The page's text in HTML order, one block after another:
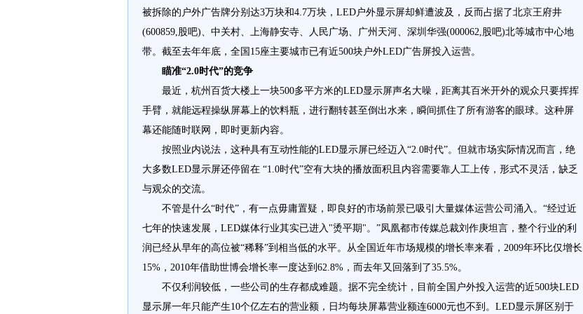
被拆除的户外广告牌分别达3万块和4.7万块，LED户外显示屏却鲜遭波及，反而占据了北京王府井
(600859,股吧)、中关村、上海静安寺、人民广场、广州天河、深圳华强(000062,股吧)北等城市中心地
带。截至去年年底，全国15座主要城市已有近500块户外LED广告屏投入运营。
瞄准“2.0时代”的竞争
最近，杭州百货大楼上一块500多平方米的LED显示屏声名大噪，距离其百米开外的观众只要挥挥
手臂，就能远程操纵屏幕上的饮料瓶，进行翻转甚至倒出水来，瞬间抓住了所有游客的眼球。这种屏
幕还能随时联网，即时更新内容。
按照业内说法，这种具有互动性能的LED显示屏已经迈入“2.0时代”。但就市场实际情况而言，绝
大多数LED显示屏还停留在 “1.0时代”空有大块的播放面积且内容需要靠人工上传，形式不灵活，缺乏
与观众的交流。
不管是什么“时代”，有一点毋庸置疑，即良好的市场前景已吸引大量媒体运营公司涌入。“经过近
七年的快速发展，LED媒体行业其实已进入"烫平期"。”凤凰都市传媒总裁刘作庚坦言，整个行业的利
润已经从早年的高位被“稀释”到相当低的水平。从全国近年市场规模的增长率来看，2009年环比仅增长
15%，2010年借助世博会增长率一度达到62.8%，而去年又回落到了35.5%。
不仅利润较低，一些公司的生存都成难题。据不完全统计，目前全国户外投入运营的近500块LED
显示屏一年只能产生10个亿左右的营业额，日均每块屏幕营业额连6000元也不到。LED显示屏区别于